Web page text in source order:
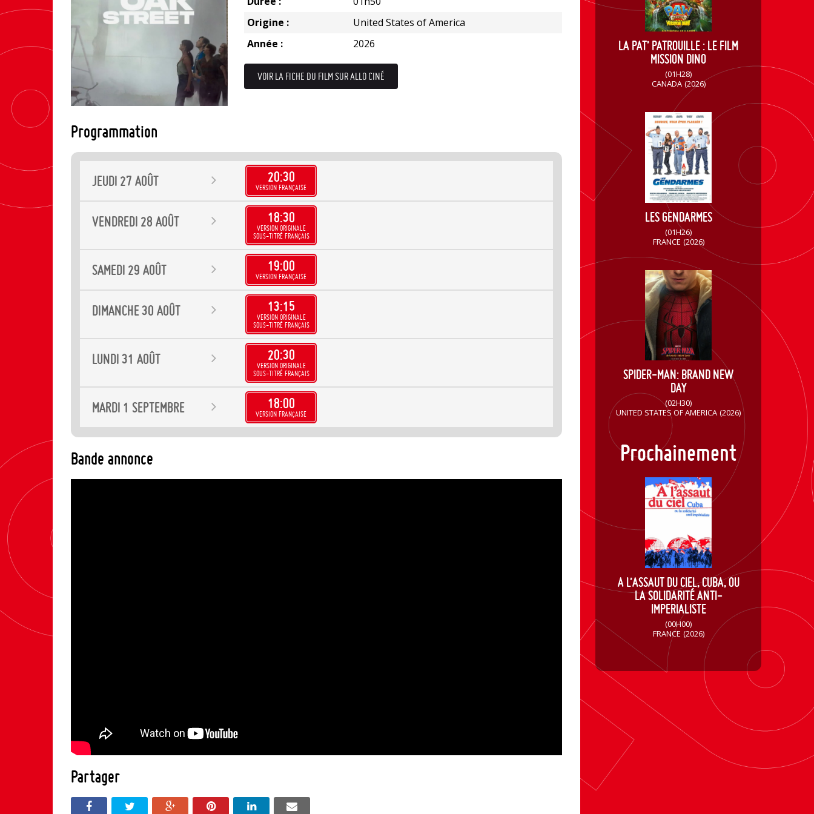
Origine :
United States of America
Année :
2026
VOIR LA FICHE DU FILM SUR ALLO CINÉ
Programmation
JEUDI 27 AOÛT 20:30
VERSION FRANÇAISE
VENDREDI 28 AOÛT 18:30
VERSION ORIGINALE
SOUS-TITRÉ FRANÇAIS
SAMEDI 29 AOÛT 19:00
VERSION FRANÇAISE
DIMANCHE30 AOÛT 13:15
VERSION ORIGINALE
SOUS-TITRÉ FRANÇAIS
LUNDI31 AOÛT 20:30
VERSION ORIGINALE
SOUS-TITRÉ FRANÇAIS
MARDI 1 SEPTEMBRE 18:00
VERSION FRANÇAISE
Bande annonce
Partager
LA PAT’ PATROUILLE : LE FILM
MISSION DINO
(01H28)
CANADA (2026)
LES GENDARMES
(01H26)
FRANCE (2026)
SPIDER-MAN: BRAND NEW
DAY
(02H30)
UNITED STATES OF AMERICA (2026)
Prochainement
A L’ASSAUT DU CIEL, CUBA, OU
LA SOLIDARITÉ ANTI-
IMPERIALISTE
(00H00)
FRANCE (2026)